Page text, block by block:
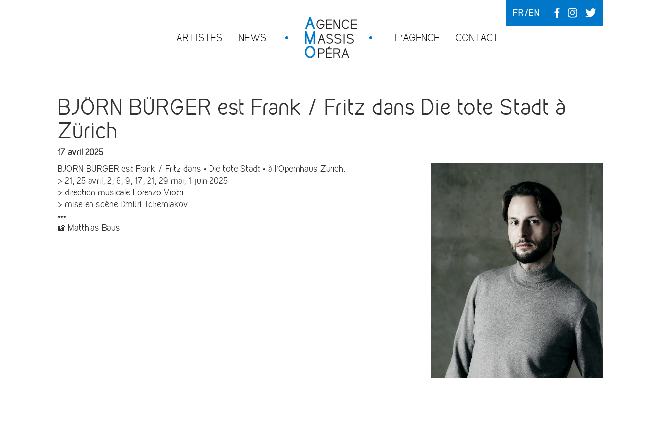
ARTISTES NEWS L’AGENCE CONTACT
FR EN
BJÖRN BÜRGER est Frank / Fritz dans Die tote Stadt à
Zürich
17 avril 2025
BJÖRN BÜRGER est Frank / Fritz dans • Die tote Stadt • à l’Opernhaus Zürich.
> 21, 25 avril, 2, 6, 9, 17, 21, 29 mai, 1 juin 2025
> direction musicale Lorenzo Viotti
> mise en scène Dmitri Tcherniakov
•••
📸 Matthias Baus